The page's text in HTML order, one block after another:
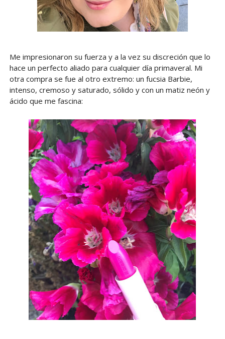
Me impresionaron su fuerza y a la vez su discreción que lo
hace un perfecto aliado para cualquier día primaveral. Mi
otra compra se fue al otro extremo: un fucsia Barbie,
intenso, cremoso y saturado, sólido y con un matiz neón y
ácido que me fascina: